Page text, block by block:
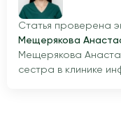
Статья проверена
Мещерякова
Мещерякова
сестра в клинике